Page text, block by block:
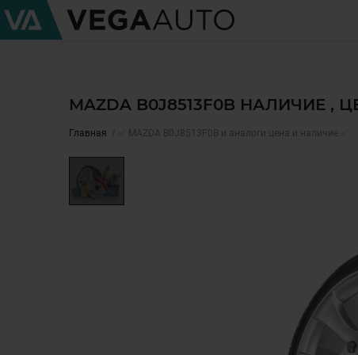
MAZDA B0J8513F0B НАЛИЧИЕ
Главная ✅ MAZDA B0J8513F0B и аналоги цена и наличие ✅